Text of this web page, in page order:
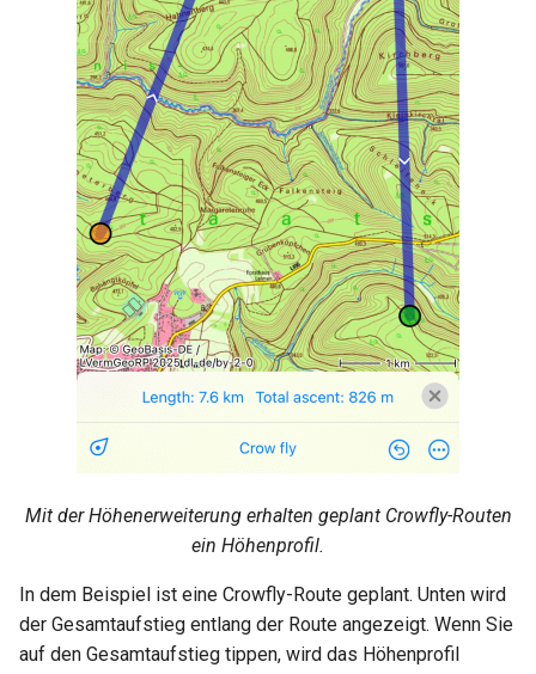
Mit der Höhenerweiterung erhalten geplant Crowfly-Routen
ein Höhenprofil.
In dem Beispiel ist eine Crowfly-Route geplant. Unten wird
der Gesamtaufstieg entlang der Route angezeigt. Wenn Sie
auf den Gesamtaufstieg tippen, wird das Höhenprofil